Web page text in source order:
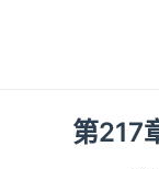
第217